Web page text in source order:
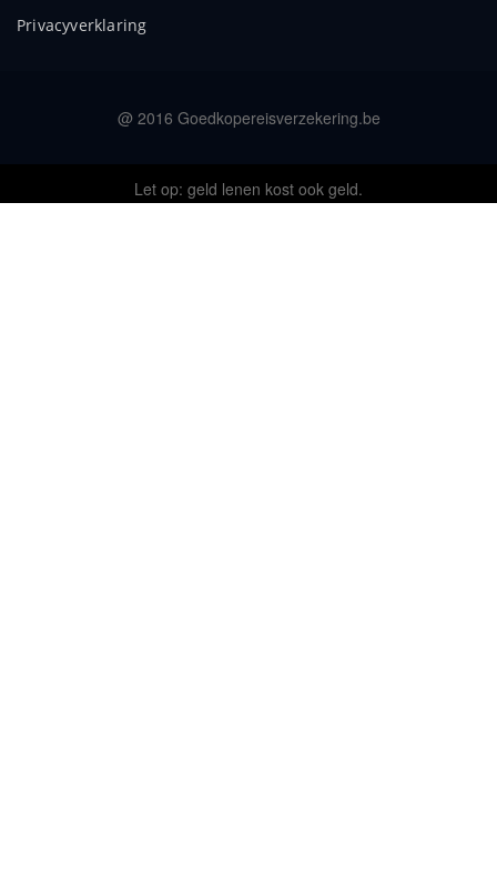
Privacyverklaring
@ 2016 Goedkopereisverzekering.be
Let op: geld lenen kost ook geld.